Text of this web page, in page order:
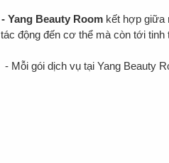
- Yang Beauty Roomkết hợp giữa
tác động đến cơ thể mà còn tới
- Mỗi gói dịch vụ tại Yang Beauty